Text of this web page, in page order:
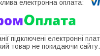
підключені електронні
товар не покидаючи сайту.